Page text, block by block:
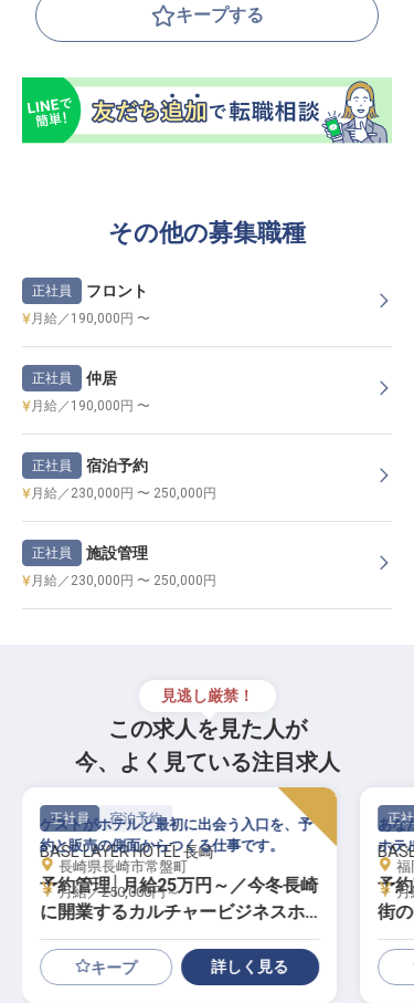
キープする
その他の募集職種
正社員 フロント
月給／190,000円 〜
正社員 仲居
月給／190,000円 〜
正社員 宿泊予約
月給／230,000円 〜 250,000円
正社員 施設管理
月給／230,000円 〜 250,000円
見逃し厳禁！
この求人を見た人が
今、よく見ている注目求人
正社員 宿泊予約
BASE LAYER HOTEL 長崎
予約管理│月給25万円～／今冬長崎
に開業するカルチャービジネスホ
テル／宿泊予約・販売を支える
ゲストがホテルと最初に出会う入口を、予
約と販売の側面からつくる仕事です。
長崎県長崎市常盤町
月給／250,000円～
キープ 詳しく見る
正社
予
街
あな
ホテ
福
月